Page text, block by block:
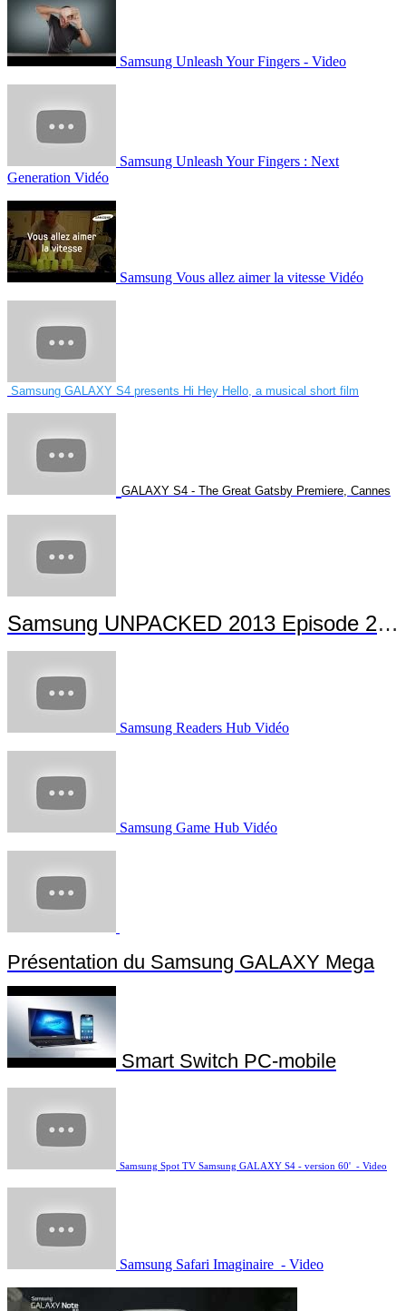
Samsung GALAXY Tab 3 presents "Make it real", a digital short film
Introducing Samsung GALAXY Note 3
Samsung Unleash Your Fingers : Next
Samsung GALAXY S4 presents Hi Hey Hello, a musical short film
GALAXY S4 - The Great Gatsby Premiere, Cannes
Samsung Readers Hub Vidéo
Samsung Game Hub Vidéo
Présentation du Samsung GALAXY Mega
Smart Switch PC-mobile